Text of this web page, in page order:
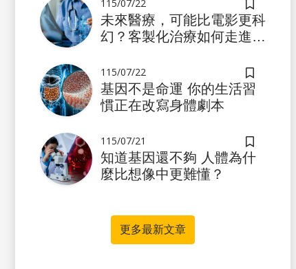
儲存書籤
115/07/22
未來醫療，可能比電影更科
幻？客製化治療如何走進真
儲存書籤
115/07/22
基因不是命運 你的生活習
慣正在改寫身體劇本
儲存書籤
115/07/21
知道基因還不夠 人體為什
麼比想像中更難懂？
更多最新文章